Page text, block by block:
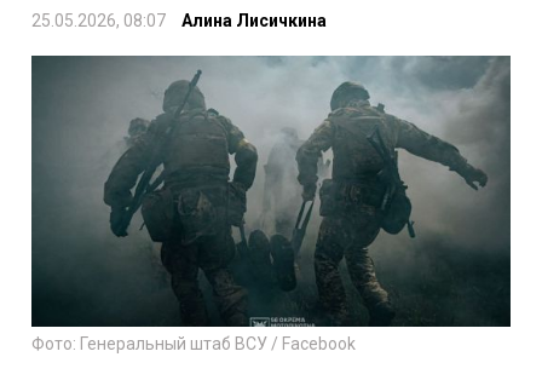
25.05.2026, 08:07 Алина Лисичкина
Фото: Генеральный штаб ВСУ / Facebook